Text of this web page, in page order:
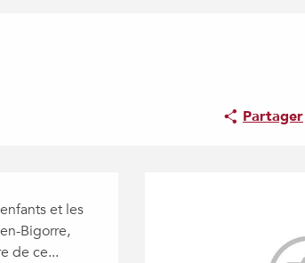
Partager
et les
Bigorre,
de ce...